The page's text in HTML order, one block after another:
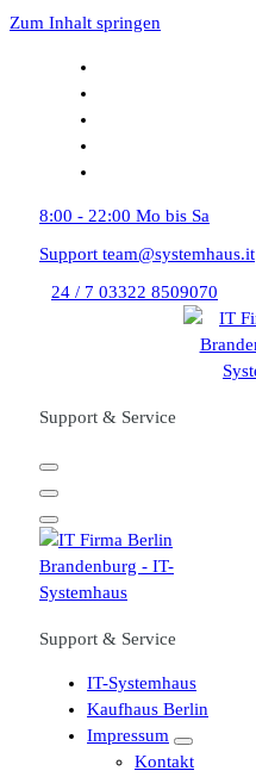
Zum Inhalt springen
8:00 - 22:00 Mo bis Sa
Support team@systemhaus.it
24 / 7 03322 8509070
Support & Service
Support & Service
IT-Systemhaus
Kaufhaus Berlin
Impressum
Kontakt